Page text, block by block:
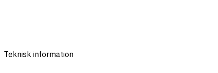
Teknisk information